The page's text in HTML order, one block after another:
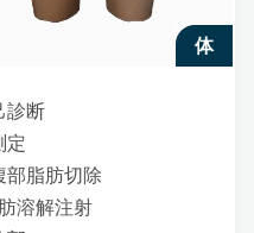
体
診断
定
部脂肪切除
溶解注射